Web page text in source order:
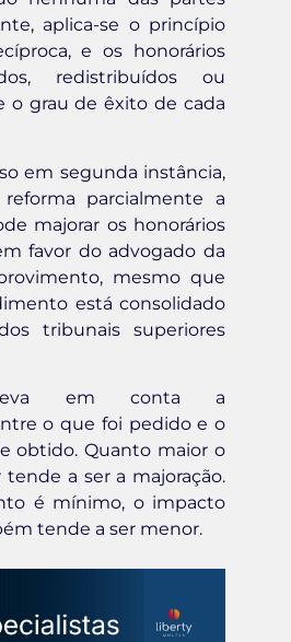
aplica-se o princípio
e os honorários
redistribuídos ou
o grau de êxito de cada
em segunda instância,
parcialmente a
majorar os honorários
favor do advogado da
mesmo que
está consolidado
tribunais superiores
em conta a
o que foi pedido e o
obtido. Quanto maior o
a ser a majoração.
é mínimo, o impacto
tende a ser menor.